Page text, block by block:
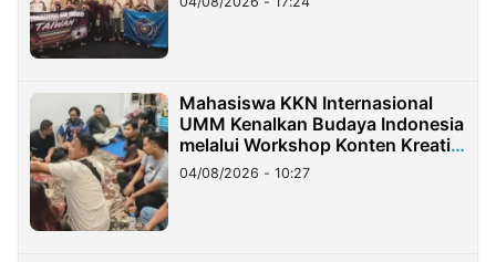
Mahasiswa KKN Internasional
UMM Kenalkan Budaya Indonesia
melalui Workshop Konten Kreatif
di Taiwan
04/08/2026 - 10:27